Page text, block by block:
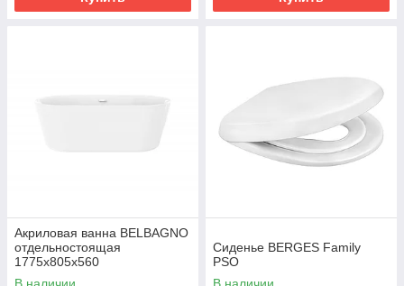
Акриловая ванна BELBAGNO
отдельностоящая
1775x805x560
Сиденье BERGES Family
PSО